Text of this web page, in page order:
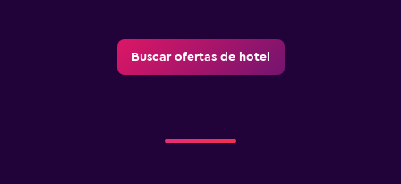
Buscar ofertas de hotel